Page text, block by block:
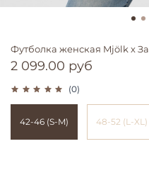
(0)
Футболка женская Mjölk х
2 099.00 руб
42-46 (S-M) 48-52 (L-XL)